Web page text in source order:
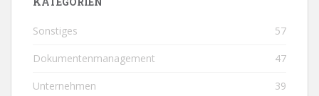
Sonstiges 57
Dokumentenmanagement 47
Unternehmen 39